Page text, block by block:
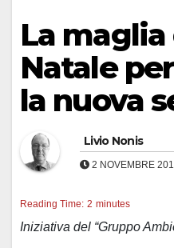
La
Natale
la nuova
Livio Nonis
2 NOVEMBRE
Reading Time: 2 minutes
Iniziativa del “Gruppo